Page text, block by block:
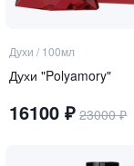
Духи / 100мл
Духи "Polyamory"
16100 ₽ 23000₽